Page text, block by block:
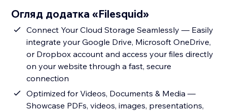
Огляд додатка «Filesquid»
Connect Your Cloud Storage Seamlessly — Easily
integrate your Google Drive, Microsoft OneDrive,
or Dropbox account and access your files directly
on your website through a fast, secure
connection
Optimized for Videos, Documents & Media —
Showcase PDFs, videos, images, presentations,